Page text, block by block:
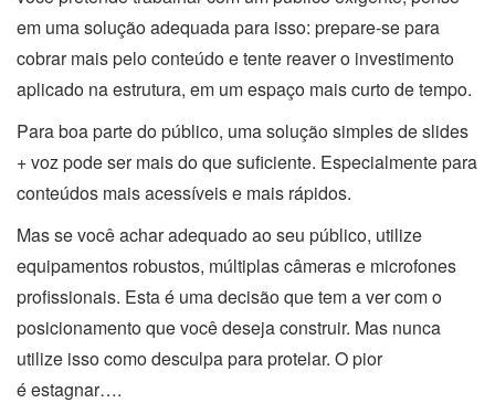
em uma solução adequada para isso: prepare-se para
cobrar mais pelo conteúdo e tente reaver o investimento
aplicado na estrutura, em um espaço mais curto de tempo.
Para boa parte do público, uma solução simples de slides
+ voz pode ser mais do que suficiente. Especialmente para
conteúdos mais acessíveis e mais rápidos.
Mas se você achar adequado ao seu público, utilize
equipamentos robustos, múltiplas câmeras e microfones
profissionais. Esta é uma decisão que tem a ver com o
posicionamento que você deseja construir. Mas nunca
utilize isso como desculpa para protelar. O pior
é estagnar….